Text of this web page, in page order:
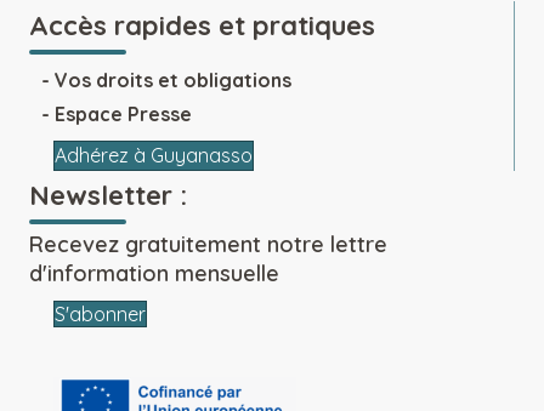
Accès rapides et pratiques
Vos droits et obligations
Espace Presse
Adhérez à Guyanasso
Newsletter :
Recevez gratuitement notre lettre
d'information mensuelle
S'abonner